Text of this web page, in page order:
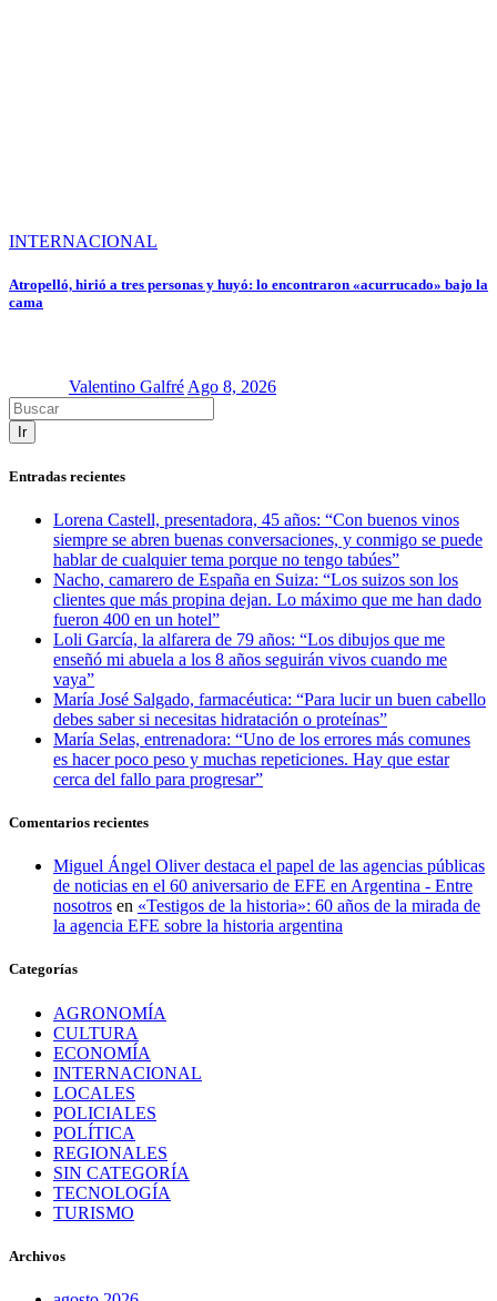
INTERNACIONAL
Atropelló, hirió a tres personas y huyó: lo encontraron «acurrucado» bajo la
cama
Valentino Galfré Ago 8, 2026
Ir
Entradas recientes
Lorena Castell, presentadora, 45 años: “Con buenos vinos
siempre se abren buenas conversaciones, y conmigo se puede
hablar de cualquier tema porque no tengo tabúes”
Nacho, camarero de España en Suiza: “Los suizos son los
clientes que más propina dejan. Lo máximo que me han dado
fueron 400 en un hotel”
Loli García, la alfarera de 79 años: “Los dibujos que me
enseñó mi abuela a los 8 años seguirán vivos cuando me
vaya”
María José Salgado, farmacéutica: “Para lucir un buen cabello
debes saber si necesitas hidratación o proteínas”
María Selas, entrenadora: “Uno de los errores más comunes
es hacer poco peso y muchas repeticiones. Hay que estar
cerca del fallo para progresar”
Comentarios recientes
Miguel Ángel Oliver destaca el papel de las agencias públicas
de noticias en el 60 aniversario de EFE en Argentina - Entre
nosotros en «Testigos de la historia»: 60 años de la mirada de
la agencia EFE sobre la historia argentina
Categorías
AGRONOMÍA
CULTURA
ECONOMÍA
INTERNACIONAL
LOCALES
POLICIALES
POLÍTICA
REGIONALES
SIN CATEGORÍA
TECNOLOGÍA
TURISMO
Archivos